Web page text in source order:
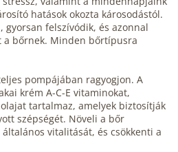
hatások okozta károsodástól.
felszívódik, és azonnal
bőrnek. Minden bőrtípusra
pompájában ragyogjon. A
krém A-C-E vitaminokat,
tartalmaz, amelyek biztosítják
szépségét. Növeli a bőr
vitalitását, és csökkenti a